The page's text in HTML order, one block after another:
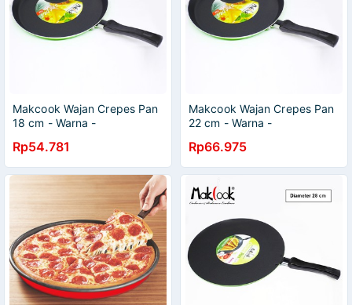
Makcook Wajan Crepes Pan
18 cm - Warna -
Rp54.781
Makcook Wajan Crepes Pan
22 cm - Warna -
Rp66.975